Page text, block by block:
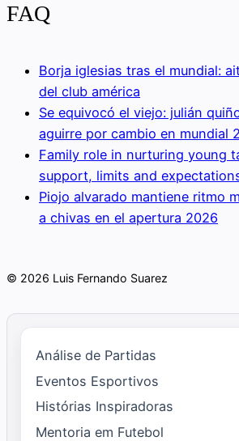
FAQ
Borja iglesias tras el mundial:
del club américa
Se equivocó el viejo: julián
aguirre por cambio en mundial
Family role in nurturing young
support, limits and
Piojo alvarado mantiene ritmo
a chivas en el apertura 2026
© 2026 Luis Fernando Suarez
Análise de Partidas
Eventos Esportivos
Histórias Inspiradoras
Mentoria em Futebol